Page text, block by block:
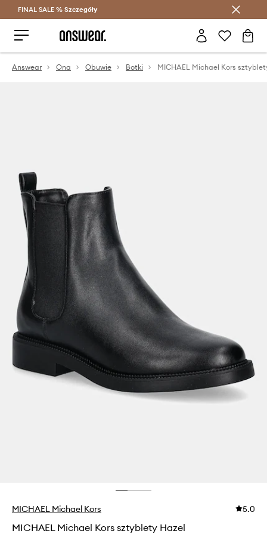
Oszczędzaj z Answear Club >
FINAL SALE % Szczegóły
Answear Ona Obuwie Botki
MICHAEL Michael Kors 5.0
MICHAEL Michael Kors sztyblety Hazel